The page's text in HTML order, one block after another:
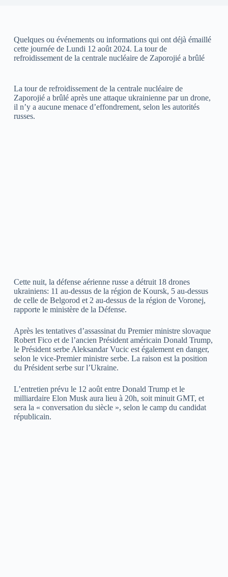
Quelques ou événements ou informations qui ont déjà émaillé
cette journée de Lundi 12 août 2024. La tour de
refroidissement de la centrale nucléaire de Zaporojié a brûlé
La tour de refroidissement de la centrale nucléaire de
Zaporojié a brûlé après une attaque ukrainienne par un drone,
il n’y a aucune menace d’effondrement, selon les autorités
russes.
Cette nuit, la défense aérienne russe a détruit 18 drones
ukrainiens: 11 au-dessus de la région de Koursk, 5 au-dessus
de celle de Belgorod et 2 au-dessus de la région de Voronej,
rapporte le ministère de la Défense.
Après les tentatives d’assassinat du Premier ministre slovaque
Robert Fico et de l’ancien Président américain Donald Trump,
le Président serbe Aleksandar Vucic est également en danger,
selon le vice-Premier ministre serbe. La raison est la position
du Président serbe sur l’Ukraine.
L’entretien prévu le 12 août entre Donald Trump et le
milliardaire Elon Musk aura lieu à 20h, soit minuit GMT, et
sera la « conversation du siècle », selon le camp du candidat
républicain.